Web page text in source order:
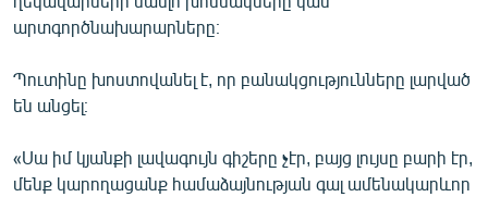
արտգործնախարարները։
Պուտինը խոստովանել է, որ բանակցությունները լարված
են անցել։
«Սա իմ կյանքի լավագույն գիշերը չէր, բայց լույսը բարի էր,
մենք կարողացանք համաձայնության գալ ամենակարևոր